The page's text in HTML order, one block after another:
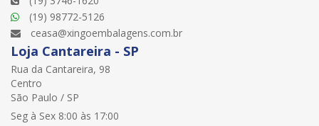
(19) 98772-5126
ceasa@xingoembalagens.com.br
Loja Cantareira - SP
Rua da Cantareira, 98
Centro
São Paulo / SP
Seg à Sex 8:00 às 17:00